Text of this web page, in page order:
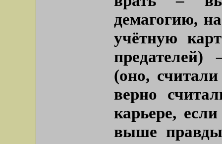
демагогию,
учётную
предателей)
(оно,
верно
карьере,
выше